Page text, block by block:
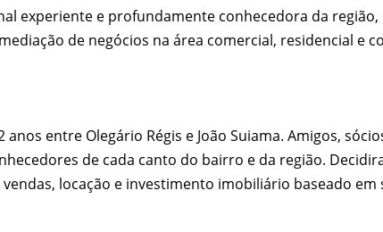
experiente e profundamente conhecedora da
de negócios na área comercial, residencial e
entre Olegário Régis e João Suiama. Amigos,
de cada canto do bairro e da região.
locação e investimento imobiliário baseado